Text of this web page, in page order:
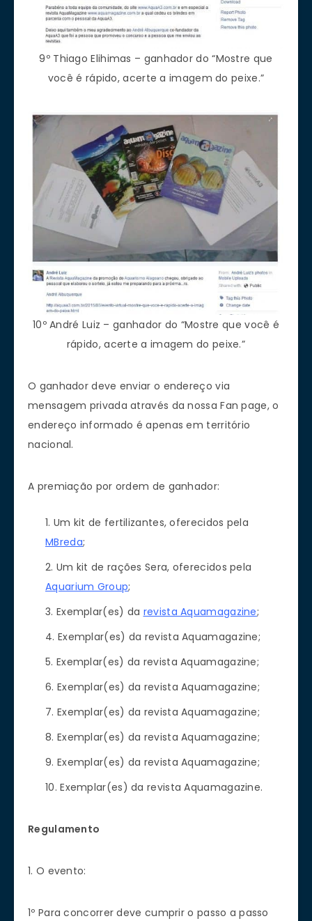
9º Thiago Elihimas – ganhador do “Mostre que
você é rápido, acerte a imagem do peixe.”
10º André Luiz – ganhador do “Mostre que você é
rápido, acerte a imagem do peixe.”
O ganhador deve enviar o endereço via
mensagem privada através da nossa Fan page, o
endereço informado é apenas em território
nacional.
A premiação por ordem de ganhador:
Um kit de fertilizantes, oferecidos pela
MBreda;
Um kit de rações Sera, oferecidos pela
Aquarium Group;
Exemplar(es) da revista Aquamagazine;
Exemplar(es) da revista Aquamagazine;
Exemplar(es) da revista Aquamagazine;
Exemplar(es) da revista Aquamagazine;
Exemplar(es) da revista Aquamagazine;
Exemplar(es) da revista Aquamagazine;
Exemplar(es) da revista Aquamagazine;
Exemplar(es) da revista Aquamagazine.
Regulamento
1. O evento:
1º Para concorrer deve cumprir o passo a passo